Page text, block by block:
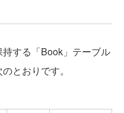
する「Book」テーブル
とおりです。